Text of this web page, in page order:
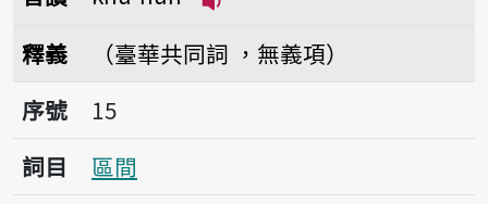
釋義
（臺華共同詞 ，無義項）
序號15區間
序號
15
詞目
區間